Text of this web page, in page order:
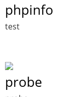
phpinfo
test
probe